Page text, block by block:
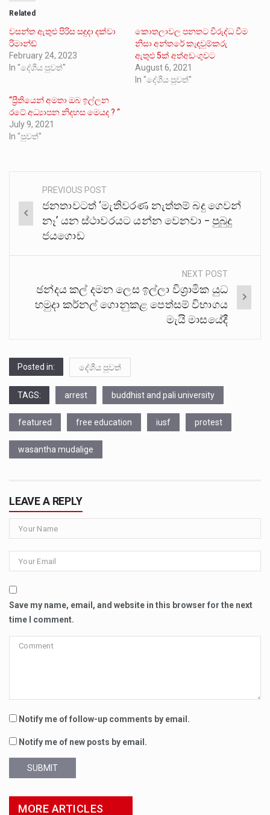
Related
වසන්ත ඇතුළු පිරිස සඳුදා දක්වා
රිමාන්ඩ්
February 24, 2023
In "දේශීය පුවත්"
කොතලාවල පනතට විරුද්ධ වීම
නිසා අන්තරේ කැඳවුම්කරු
ඇතුළු 5ක් අත්අඩංගුවට
August 6, 2021
In "දේශීය පුවත්"
“ප්‍රීතියෙන් අමතා ඔබ ඉල්ලන
රටේ අධ්‍යාපන නිදහස මෙයද ? “
July 9, 2021
In "පුවත්"
Post
navigation
PREVIOUS POST
ජනතාවටත් ‘මැතිවරණ නැත්තම් බදු ගෙවන්
නෑ’ යන ස්ථාවරයට යන්න වෙනවා – පුබුදු
ජයගොඩ
NEXT POST
ඡන්දය කල් දමන ලෙස ඉල්ලා විශ්‍රාමික යුධ
හමුදා කර්නල් ගොනුකළ පෙත්සම් විභාගය
මැයි මාසයේදී
Posted in: දේශීය පුවත්
TAGS: arrest buddhist and pali university
featured free education iusf protest
wasantha mudalige
LEAVE A REPLY
Save my name, email, and website in this browser for the next
time I comment.
Notify me of follow-up comments by email.
Notify me of new posts by email.
SUBMIT
MORE ARTICLES